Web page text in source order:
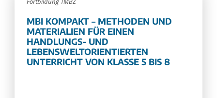
MBI KOMPAKT – METHODEN UND
MATERIALIEN FÜR EINEN
HANDLUNGS- UND
LEBENSWELTORIENTIERTEN
UNTERRICHT VON KLASSE 5 BIS 8